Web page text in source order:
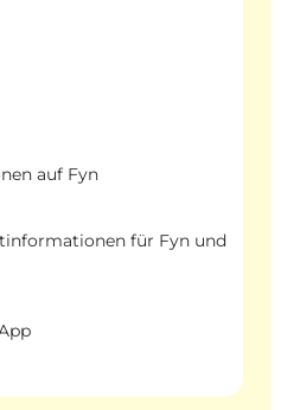
auf Fyn
für Fyn und